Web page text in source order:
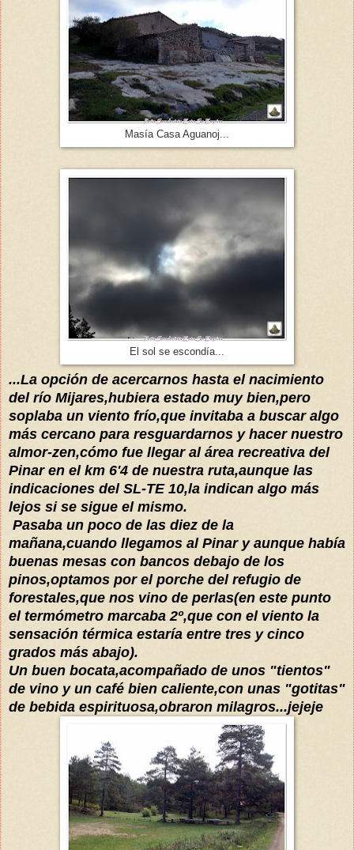
Masía Casa Aguanoj...
El sol se escondía...
...La opción de acercarnos hasta el nacimiento
del río Mijares,hubiera estado muy bien,pero
soplaba un viento frío,que invitaba a buscar algo
más cercano para resguardarnos y hacer nuestro
almor-zen,cómo fue llegar al área recreativa del
Pinar en el km 6'4 de nuestra ruta,aunque las
indicaciones del SL-TE 10,la indican algo más
lejos si se sigue el mismo.
Pasaba un poco de las diez de la
mañana,cuando llegamos al Pinar y aunque había
buenas mesas con bancos debajo de los
pinos,optamos por el porche del refugio de
forestales,que nos vino de perlas(en este punto
el termómetro marcaba 2º,que con el viento la
sensación térmica estaría entre tres y cinco
grados más abajo).
Un buen bocata,acompañado de unos "tientos"
de vino y un café bien caliente,con unas "gotitas"
de bebida espirituosa,obraron milagros...jejeje